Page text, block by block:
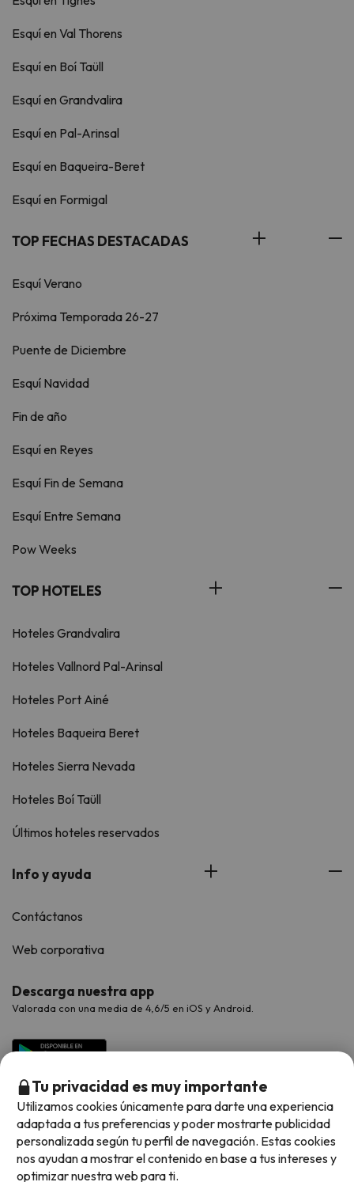
Esquí en Val Thorens
Esquí en Boí Taüll
Esquí en Grandvalira
Esquí en Pal-Arinsal
Esquí en Baqueira-Beret
Esquí en Formigal
TOP FECHAS DESTACADAS
Esquí Verano
Próxima Temporada 26-27
Puente de Diciembre
Esquí Navidad
Fin de año
Esquí en Reyes
Esquí Fin de Semana
Esquí Entre Semana
Pow Weeks
TOP HOTELES
Hoteles Grandvalira
Hoteles Vallnord Pal-Arinsal
Hoteles Port Ainé
Hoteles Baqueira Beret
Hoteles Sierra Nevada
Hoteles Boí Taüll
Últimos hoteles reservados
Info y ayuda
Contáctanos
Web corporativa
Descarga nuestra app
Valorada con una media de 4,6/5 en iOS y Android.
Métodos de pago disponibles
Tu privacidad es muy importante
Utilizamos cookies únicamente para darte una experiencia
adaptada a tus preferencias y poder mostrarte publicidad
personalizada según tu perfil de navegación. Estas cookies
nos ayudan a mostrar el contenido en base a tus intereses y
optimizar nuestra web para ti.